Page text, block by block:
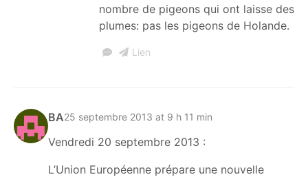
nombre de pigeons qui ont laisse des
plumes: pas les pigeons de Holande.
Lien
BA25 septembre 2013 at 9 h 11 min
Vendredi 20 septembre 2013 :
L’Union Européenne prépare une nouvelle